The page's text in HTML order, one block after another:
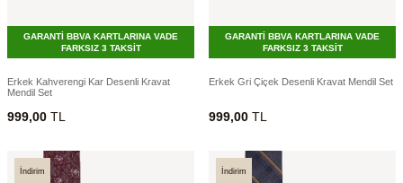
GARANTİ BBVA KARTLARINA VADE
FARKSIZ 3 TAKSİT
Erkek Kahverengi Kar Desenli Kravat
Mendil Set
999,00 TL
GARANTİ BBVA KARTLARINA VADE
FARKSIZ 3 TAKSİT
Erkek Gri Çiçek Desenli Kravat Mendil Set
999,00 TL
İndirim İndirim